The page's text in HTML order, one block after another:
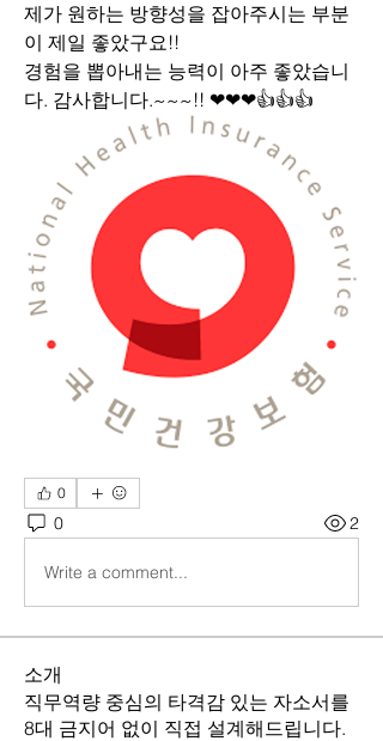
제가 원하는 방향성을 잡아주시는 부분
이 제일 좋았구요!!
경험을 뽑아내는 능력이 아주 좋았습니
다. 감사합니다.~~~!! ❤❤❤👍👍👍
0
0 2
Write a comment...
소개
직무역량 중심의 타격감 있는 자소서를
8대 금지어 없이 직접 설계해드립니다.